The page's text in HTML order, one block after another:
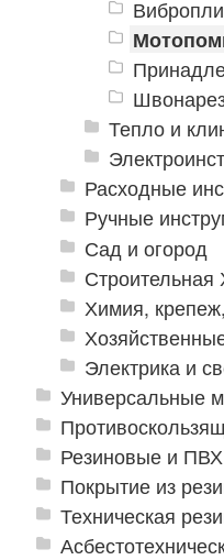
Тепло и
Расходные
Ручные
Сад и огород
Химия,
Электрика и
Универсальные
Резиновые и
Покрытие из
Техническая